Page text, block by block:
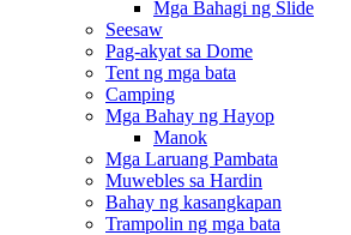
Mga Bahagi ng Slide
Seesaw
Pag-akyat sa Dome
Tent ng mga bata
Camping
Mga Bahay ng Hayop
Manok
Mga Laruang Pambata
Muwebles sa Hardin
Bahay ng kasangkapan
Trampolin ng mga bata